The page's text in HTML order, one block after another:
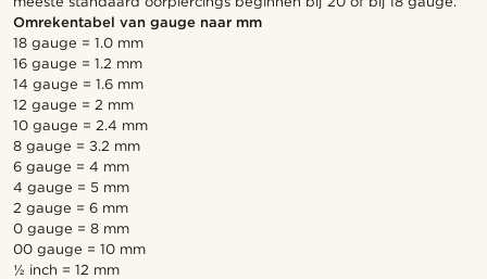
Omrekentabel van gauge naar mm
18 gauge = 1.0 mm
16 gauge = 1.2 mm
14 gauge = 1.6 mm
12 gauge = 2 mm
10 gauge = 2.4 mm
8 gauge = 3.2 mm
6 gauge = 4 mm
4 gauge = 5 mm
2 gauge = 6 mm
0 gauge = 8 mm
00 gauge = 10 mm
½ inch = 12 mm